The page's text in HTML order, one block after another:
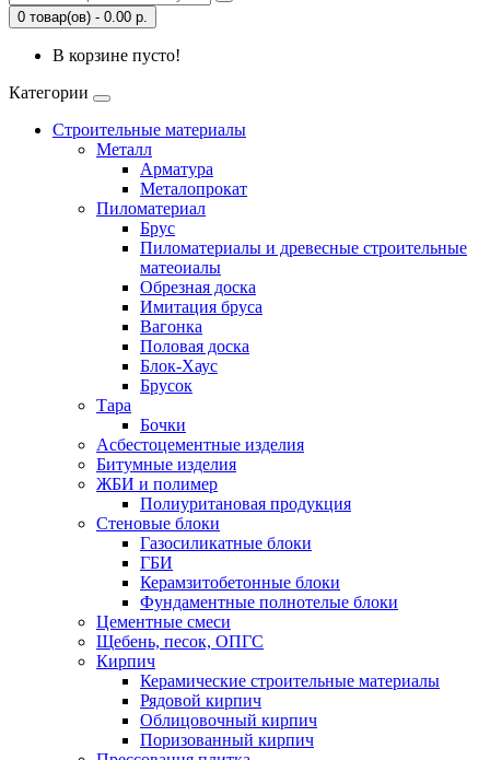
0 товар(ов) - 0.00 р.
В корзине пусто!
Категории
Строительные материалы
Металл
Арматура
Металопрокат
Пиломатериал
Брус
Пиломатериалы и древесные строительные
матеоиалы
Обрезная доска
Имитация бруса
Вагонка
Половая доска
Блок-Хаус
Брусок
Тара
Бочки
Асбестоцементные изделия
Битумные изделия
ЖБИ и полимер
Полиуритановая продукция
Стеновые блоки
Газосиликатные блоки
ГБИ
Керамзитобетонные блоки
Фундаментные полнотелые блоки
Цементные смеси
Щебень, песок, ОПГС
Кирпич
Керамические строительные материалы
Рядовой кирпич
Облицовочный кирпич
Поризованный кирпич